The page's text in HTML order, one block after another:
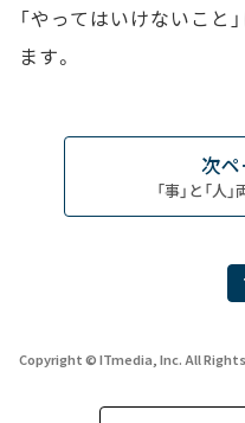
「やってはいけないこと
ます。
次
「事」と「人
Copyright © ITmedia, Inc. All